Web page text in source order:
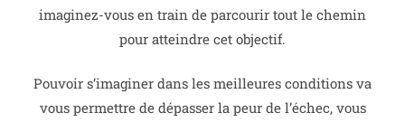
imaginez-vous en train de parcourir tout le chemin
pour atteindre cet objectif.
Pouvoir s’imaginer dans les meilleures conditions va
vous permettre de dépasser la peur de l’échec, vous